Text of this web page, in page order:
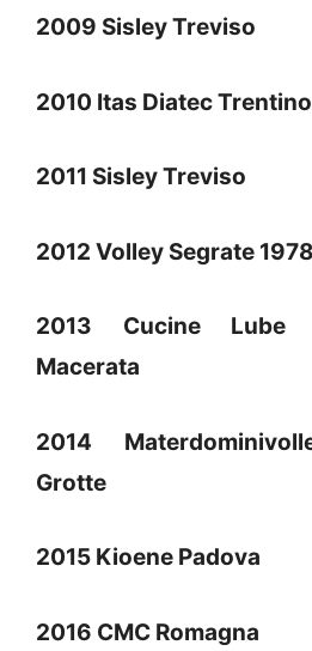
2009 Sisley Treviso
2010 Itas Diatec Trentino
2011 Sisley Treviso
2012 Volley Segrate 1978
2013 Cucine Lube
Macerata
2014
Grotte
2015 Kioene Padova
2016 CMC Romagna